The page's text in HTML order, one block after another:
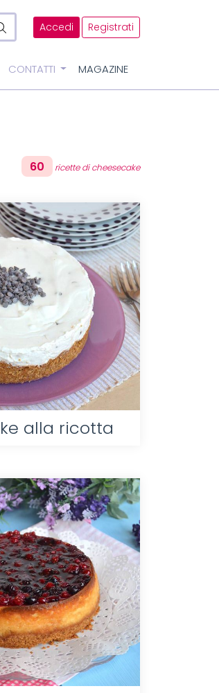
Accedi Registrati
CONTATTI MAGAZINE
60 ricette di cheesecake
alla ricotta